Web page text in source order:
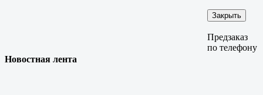
Закрыть
Предзаказ
по телефону
Новостная лента